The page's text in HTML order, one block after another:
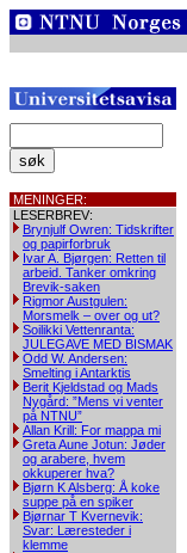
MENINGER:
LESERBREV:
Brynjulf Owren: Tidskrifter
og papirforbruk
Ivar A. Bjørgen: Retten til
arbeid. Tanker omkring
Brevik-saken
Rigmor Austgulen:
Morsmelk – over og ut?
Soilikki Vettenranta:
JULEGAVE MED BISMAK
Odd W. Andersen:
Smelting i Antarktis
Berit Kjeldstad og Mads
Nygård: ”Mens vi venter
på NTNU”
Allan Krill: For mappa mi
Greta Aune Jotun: Jøder
og arabere, hvem
okkuperer hva?
Bjørn K Alsberg: Å koke
suppe på en spiker
Bjørnar T Kvernevik:
Svar: Læresteder i
klemme